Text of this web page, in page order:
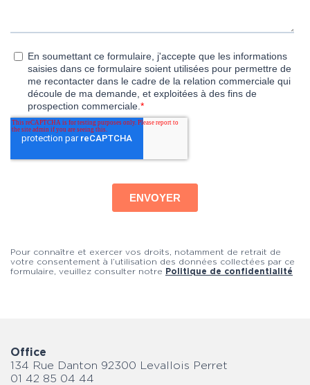
Pour connaître et exercer vos droits, notamment de retrait de
votre consentement à l’utilisation des données collectées par ce
formulaire, veuillez consulter notre
Politique de confidentialité
Office
134 Rue Danton 92300 Levallois Perret
01 42 85 04 44